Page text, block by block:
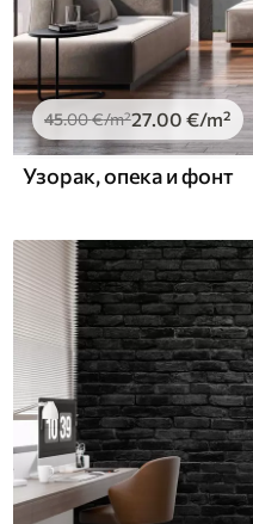
45.00€/m²27.00 €/m²
Узорак, опека и фонт